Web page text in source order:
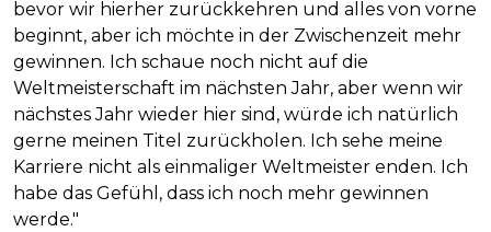
bevor wir hierher zurückkehren und alles von vorne
beginnt, aber ich möchte in der Zwischenzeit mehr
gewinnen. Ich schaue noch nicht auf die
Weltmeisterschaft im nächsten Jahr, aber wenn wir
nächstes Jahr wieder hier sind, würde ich natürlich
gerne meinen Titel zurückholen. Ich sehe meine
Karriere nicht als einmaliger Weltmeister enden. Ich
habe das Gefühl, dass ich noch mehr gewinnen
werde."